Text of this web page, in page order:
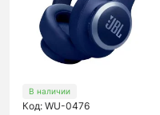
В наличии
Код: WU-0476